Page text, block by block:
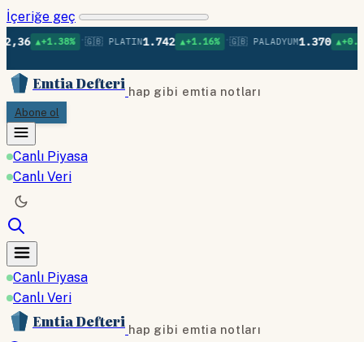
İçeriğe geç
• 🇬🇧 PLATIN 1.742 ▲+1.16% • 🇬🇧 PALADYUM 1.370 ▲+0.09% • 🇬🇧
Emtia Defteri hap gibi emtia notları
Abone ol
Canlı Piyasa
Canlı Veri
Canlı Piyasa
Canlı Veri
Emtia Defteri hap gibi emtia notları